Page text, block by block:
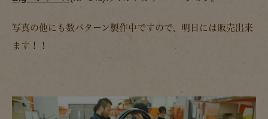
写真の他にも数パターン製作中ですので、明日には販売出来
ます！！